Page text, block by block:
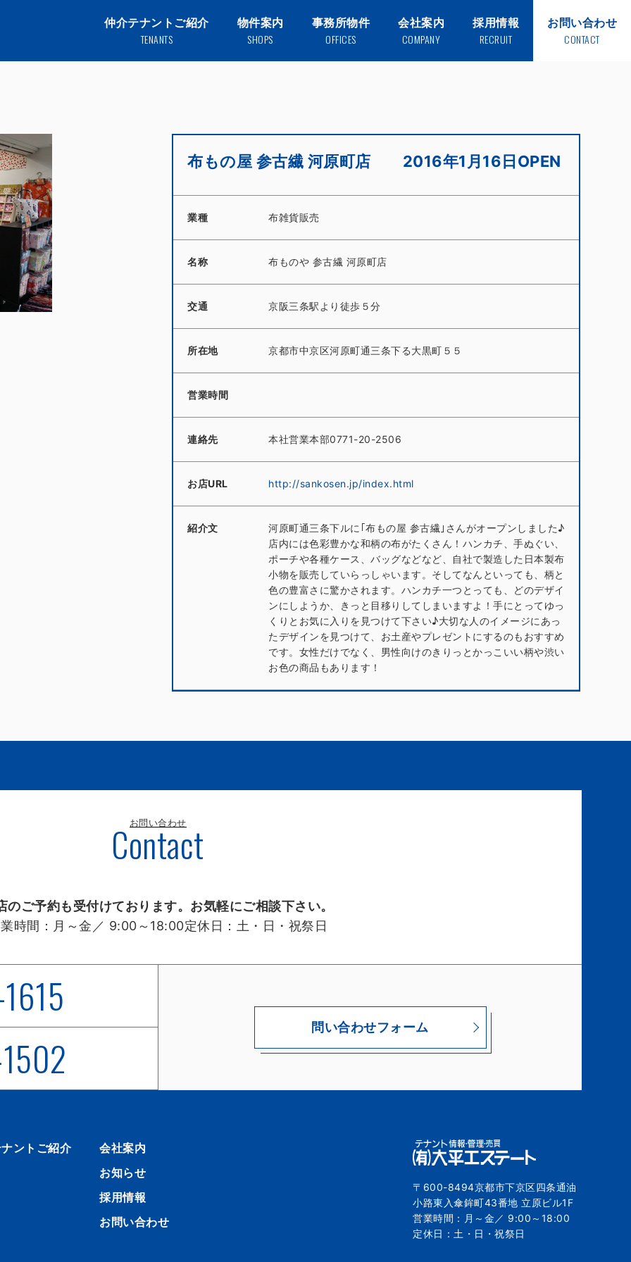
仲介テナントご紹介
TENANTS
物件案内
SHOPS
事務所物件
OFFICES
会社案内
COMPANY
採用情報
RECRUIT
お問い合わせ
CONTACT
布もの屋 参古繊 河原町店 2016年1月16日OPEN
業種 布雑貨販売
名称 布ものや 参古繊 河原町店
交通 京阪三条駅より徒歩５分
所在地 京都市中京区河原町通三条下る大黒町５５
営業時間
連絡先 本社営業本部0771-20-2506
お店URL http://sankosen.jp/index.html
紹介文
河原町通三条下ルに｢布もの屋 参古繊｣さんがオープンしました♪
店内には色彩豊かな和柄の布がたくさん！ハンカチ、手ぬぐい、
ポーチや各種ケース、バッグなどなど、自社で製造した日本製布
小物を販売していらっしゃいます。そしてなんといっても、柄と
色の豊富さに驚かされます。ハンカチ一つとっても、どのデザイ
ンにしようか、きっと目移りしてしまいますよ！手にとってゆっ
くりとお気に入りを見つけて下さい♪大切な人のイメージにあっ
たデザインを見つけて、お土産やプレゼントにするのもおすすめ
です。女性だけでなく、男性向けのきりっとかっこいい柄や渋い
お色の商品もあります！
お問い合わせ
Contact
のご予約も受付けております。お気軽にご相談下さい。
時間： 月～金／ 9:00～18:00定休日： 土・日・祝祭日
問い合わせフォーム
ントご紹介
会社案内
お知らせ
採用情報
お問い合わせ
〒600-8494京都市下京区四条通油
小路東入傘鉾町43番地 立原ビル1F
営業時間：月～金／ 9:00～18:00
定休日：土・日・祝祭日